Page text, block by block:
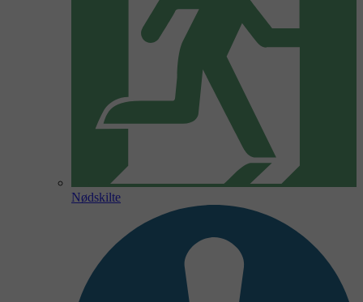
Nødskilte